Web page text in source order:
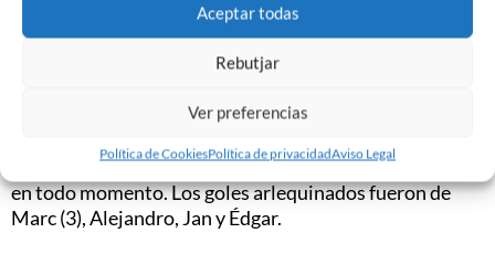
Aceptar todas
Rebutjar
Ver preferencias
Política de CookiesPolítica de privacidadAviso Legal
Penya Barc. Sant Celoni, 3 – Benjamín C, 3:
arlequinados de Marc y David Silva (2).
contra un equipo con pocos recursos y que no generó
dos acciones a balón parado y manteniendo la posesión
en todo momento. Los goles arlequinados fueron de
Marc (3), Alejandro, Jan y Édgar.